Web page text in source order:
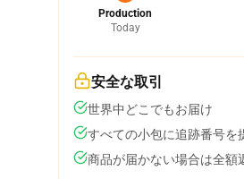
Production
Today
安全な取引
世界中どこでもお届け
すべての小包に追跡番号を
商品が届かない場合は全額